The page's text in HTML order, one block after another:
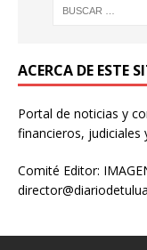
ACERCA DE ESTE
Portal de noticias y
financieros, judiciales
Comité Editor: